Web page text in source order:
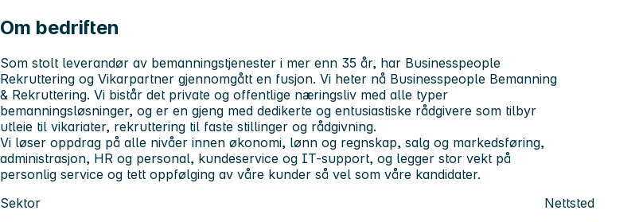
Om bedriften
Som stolt leverandør av bemanningstjenester i mer enn 35 år, har Businesspeople
Rekruttering og Vikarpartner gjennomgått en fusjon. Vi heter nå Businesspeople Bemanning
& Rekruttering. Vi bistår det private og offentlige næringsliv med alle typer
bemanningsløsninger, og er en gjeng med dedikerte og entusiastiske rådgivere som tilbyr
utleie til vikariater, rekruttering til faste stillinger og rådgivning.
Vi løser oppdrag på alle nivåer innen økonomi, lønn og regnskap, salg og markedsføring,
administrasjon, HR og personal, kundeservice og IT-support, og legger stor vekt på
personlig service og tett oppfølging av våre kunder så vel som våre kandidater.
Sektor
Nettsted